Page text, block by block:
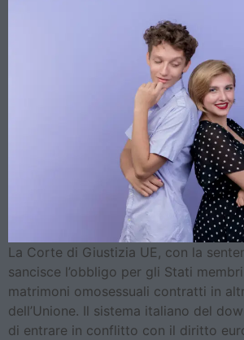
La Corte di Giustizia UE, con la
sancisce l’obbligo per gli Stati
matrimoni omosessuali contratti in
dell’Unione. Il sistema italiano del
di entrare in conflitto con il diritto